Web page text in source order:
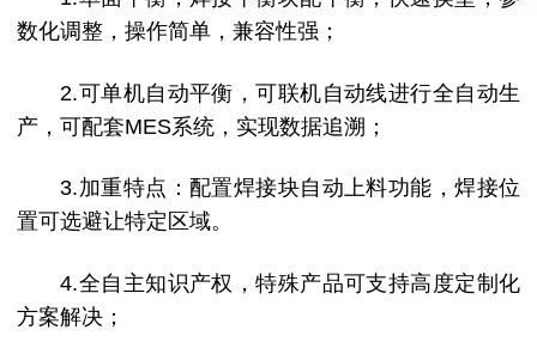
数化调整，操作简单，兼容性强；
2.可单机自动平衡，可联机自动线进行全自动生
产，可配套MES系统，实现数据追溯；
3.加重特点：配置焊接块自动上料功能，焊接位
置可选避让特定区域。
4.全自主知识产权，特殊产品可支持高度定制化
方案解决；